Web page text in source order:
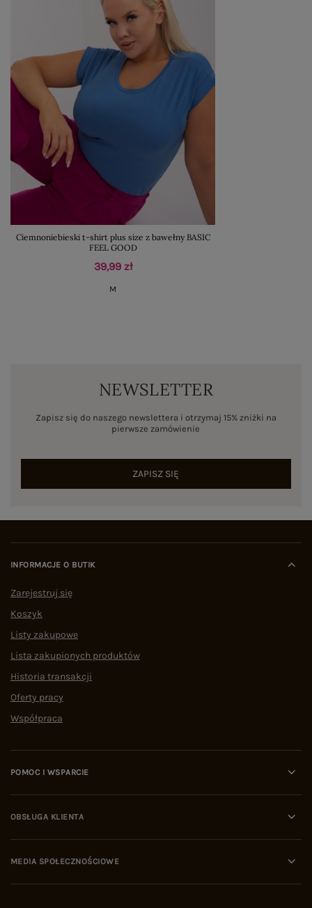
Ciemnoniebieski t-shirt plus size z bawełny BASIC
FEEL GOOD
39,99 zł
M
NEWSLETTER
Zapisz się do naszego newslettera i otrzymaj 15% zniżki na
pierwsze zamówienie
ZAPISZ SIĘ
INFORMACJE O BUTIK
Zarejestruj się
Koszyk
Listy zakupowe
Lista zakupionych produktów
Historia transakcji
Oferty pracy
Współpraca
POMOC I WSPARCIE
OBSŁUGA KLIENTA
MEDIA SPOŁECZNOŚCIOWE